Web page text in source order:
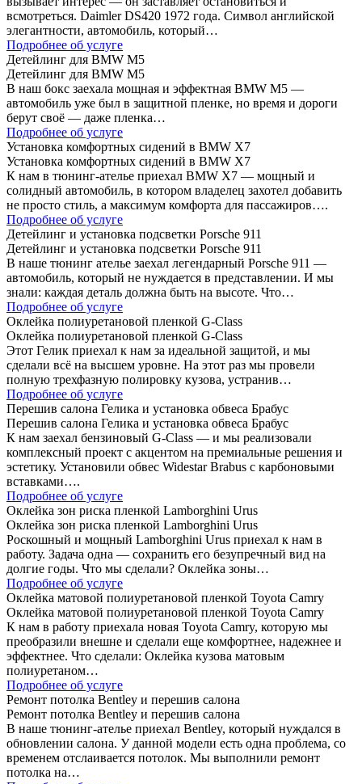
всмотреться. Daimler DS420 1972 года. Символ английской
элегантности, автомобиль, который…
Подробнее об услуге
Детейлинг для BMW M5
Детейлинг для BMW M5
В наш бокс заехала мощная и эффектная BMW M5 —
автомобиль уже был в защитной пленке, но время и дороги
берут своё — даже пленка…
Подробнее об услуге
Установка комфортных сидений в BMW X7
Установка комфортных сидений в BMW X7
К нам в тюнинг-ателье приехал BMW X7 — мощный и
солидный автомобиль, в котором владелец захотел добавить
не просто стиль, а максимум комфорта для пассажиров….
Подробнее об услуге
Детейлинг и установка подсветки Porsche 911
Детейлинг и установка подсветки Porsche 911
В наше тюнинг ателье заехал легендарный Porsche 911 —
автомобиль, который не нуждается в представлении. И мы
знали: каждая деталь должна быть на высоте. Что…
Подробнее об услуге
Оклейка полиуретановой пленкой G-Class
Оклейка полиуретановой пленкой G-Class
Этот Гелик приехал к нам за идеальной защитой, и мы
сделали всё на высшем уровне. На этот раз мы провели
полную трехфазную полировку кузова, устранив…
Подробнее об услуге
Перешив салона Гелика и установка обвеса Брабус
Перешив салона Гелика и установка обвеса Брабус
К нам заехал бензиновый G-Class — и мы реализовали
комплексный проект с акцентом на премиальные решения и
эстетику. Установили обвес Widestar Brabus с карбоновыми
вставками….
Подробнее об услуге
Оклейка зон риска пленкой Lamborghini Urus
Оклейка зон риска пленкой Lamborghini Urus
Роскошный и мощный Lamborghini Urus приехал к нам в
работу. Задача одна — сохранить его безупречный вид на
долгие годы. Что мы сделали? Оклейка зоны…
Подробнее об услуге
Оклейка матовой полиуретановой пленкой Toyota Camry
Оклейка матовой полиуретановой пленкой Toyota Camry
К нам в работу приехала новая Toyota Camry, которую мы
преобразили внешне и сделали еще комфортнее, надежнее и
эффектнее. Что сделали: Оклейка кузова матовым
полиуретаном…
Подробнее об услуге
Ремонт потолка Bentley и перешив салона
Ремонт потолка Bentley и перешив салона
В наше тюнинг-ателье приехал Bentley, который нуждался в
обновлении салона. У данной модели есть одна проблема, со
временем отслаивается потолок. Мы выполнили ремонт
потолка на…